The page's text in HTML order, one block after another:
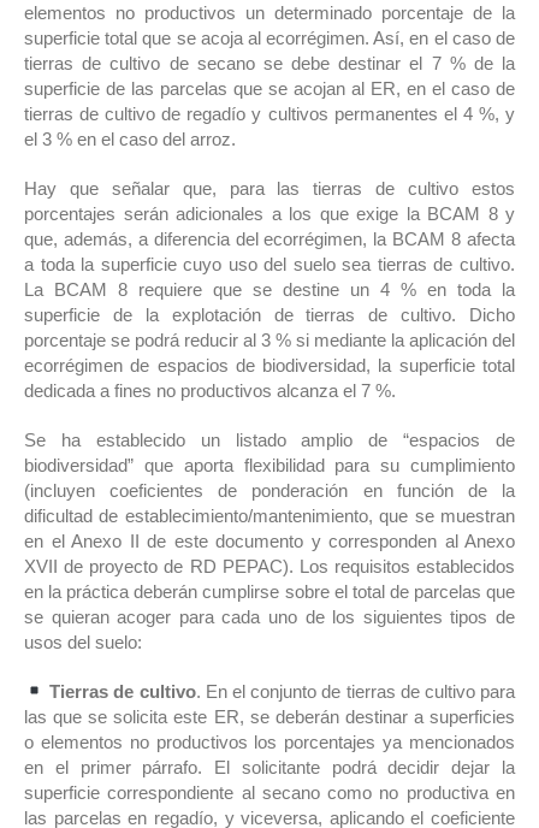
elementos no productivos un determinado porcentaje de la
superficie total que se acoja al ecorrégimen. Así, en el caso de
tierras de cultivo de secano se debe destinar el 7 % de la
superficie de las parcelas que se acojan al ER, en el caso de
tierras de cultivo de regadío y cultivos permanentes el 4 %, y
el 3 % en el caso del arroz.
Hay que señalar que, para las tierras de cultivo estos
porcentajes serán adicionales a los que exige la BCAM 8 y
que, además, a diferencia del ecorrégimen, la BCAM 8 afecta
a toda la superficie cuyo uso del suelo sea tierras de cultivo.
La BCAM 8 requiere que se destine un 4 % en toda la
superficie de la explotación de tierras de cultivo. Dicho
porcentaje se podrá reducir al 3 % si mediante la aplicación del
ecorrégimen de espacios de biodiversidad, la superficie total
dedicada a fines no productivos alcanza el 7 %.
Se ha establecido un listado amplio de “espacios de
biodiversidad” que aporta flexibilidad para su cumplimiento
(incluyen coeficientes de ponderación en función de la
dificultad de establecimiento/mantenimiento, que se muestran
en el Anexo II de este documento y corresponden al Anexo
XVII de proyecto de RD PEPAC). Los requisitos establecidos
en la práctica deberán cumplirse sobre el total de parcelas que
se quieran acoger para cada uno de los siguientes tipos de
usos del suelo:
Tierras de cultivo. En el conjunto de tierras de cultivo para
las que se solicita este ER, se deberán destinar a superficies
o elementos no productivos los porcentajes ya mencionados
en el primer párrafo. El solicitante podrá decidir dejar la
superficie correspondiente al secano como no productiva en
las parcelas en regadío, y viceversa, aplicando el coeficiente